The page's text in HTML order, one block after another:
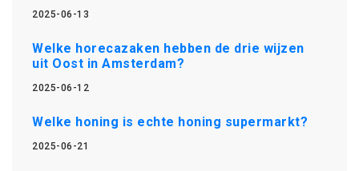
2025-06-13
Welke horecazaken hebben de drie wijzen
uit Oost in Amsterdam?
2025-06-12
Welke honing is echte honing supermarkt?
2025-06-21